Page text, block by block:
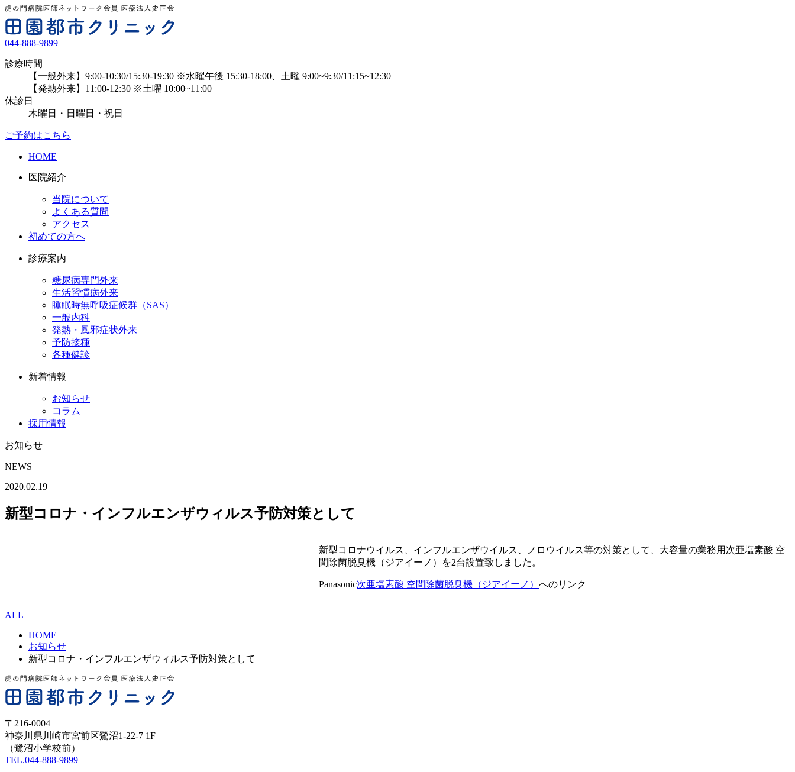
044-888-9899
診療時間
【一般外来】9:00-10:30/15:30-19:30 ※水曜午後 15:30-18:00、土曜 9:00~9:30/11:15~12:30
【発熱外来】11:00-12:30 ※土曜 10:00~11:00
休診日
木曜日・日曜日・祝日
ご予約はこちら
HOME
医院紹介
当院について
よくある質問
アクセス
初めての方へ
診療案内
糖尿病専門外来
生活習慣病外来
睡眠時無呼吸症候群（SAS）
一般内科
発熱・風邪症状外来
予防接種
各種健診
新着情報
お知らせ
コラム
採用情報
お知らせ
NEWS
2020.02.19
新型コロナ・インフルエンザウィルス予防対策として
新型コロナウイルス、インフルエンザウイルス、ノロウイルス等の対策として、大容量の業務用次亜塩素酸 空
間除菌脱臭機（ジアイーノ）を2台設置致しました。
Panasonic次亜塩素酸 空間除菌脱臭機（ジアイーノ）へのリンク
ALL
HOME
お知らせ
新型コロナ・インフルエンザウィルス予防対策として
〒216-0004
神奈川県川崎市宮前区鷺沼1-22-7 1F
（鷺沼小学校前）
TEL.044-888-9899